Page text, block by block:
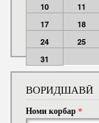
10
11
17
18
24
25
31
ВОРИДШАВӢ
Номи корбар*